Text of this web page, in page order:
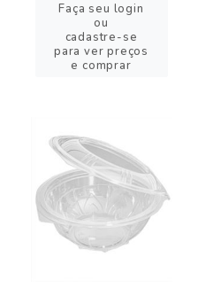
Faça seu login
ou
cadastre-se
para ver preços
e comprar